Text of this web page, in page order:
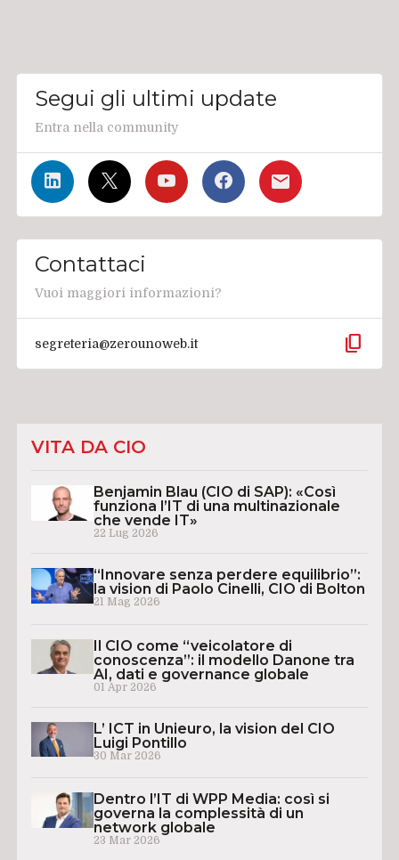
Segui gli ultimi update
Entra nella community
Contattaci
Vuoi maggiori informazioni?
segreteria@zerounoweb.it content_copy
VITA DA CIO
Benjamin Blau (CIO di SAP): «Così
funziona l’IT di una multinazionale
che vende IT»
22 Lug 2026
“Innovare senza perdere equilibrio”:
la vision di Paolo Cinelli, CIO di Bolton
21 Mag 2026
Il CIO come “veicolatore di
conoscenza”: il modello Danone tra
AI, dati e governance globale
01 Apr 2026
L’ ICT in Unieuro, la vision del CIO
Luigi Pontillo
30 Mar 2026
Dentro l’IT di WPP Media: così si
governa la complessità di un
network globale
23 Mar 2026